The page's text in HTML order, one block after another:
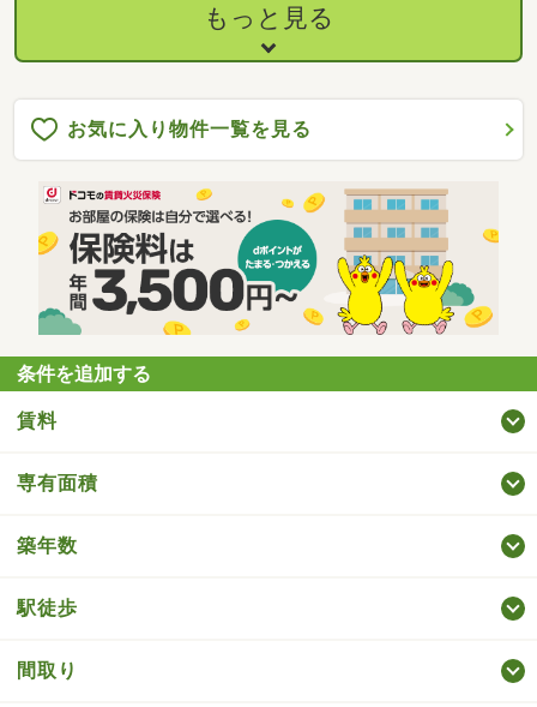
もっと見る
お気に入り物件一覧を見る
条件を追加する
賃料
専有面積
築年数
駅徒歩
間取り